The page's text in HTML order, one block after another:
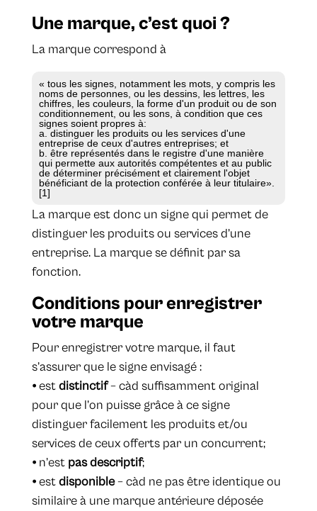
Une marque, c’est quoi ?
La marque correspond à
« tous les signes, notamment les mots, y compris les
noms de personnes, ou les dessins, les lettres, les
chiffres, les couleurs, la forme d'un produit ou de son
conditionnement, ou les sons, à condition que ces
signes soient propres à:
a. distinguer les produits ou les services d'une
entreprise de ceux d'autres entreprises; et
b. être représentés dans le registre d'une manière
qui permette aux autorités compétentes et au public
de déterminer précisément et clairement l'objet
bénéficiant de la protection conférée à leur titulaire».
[1]
La marque est donc un signe qui permet de
distinguer les produits ou services d’une
entreprise. La marque se définit par sa
fonction.
Conditions pour enregistrer
votre marque
Pour enregistrer votre marque, il faut
s’assurer que le signe envisagé :
⦁ estdistinctif– càd suffisamment original
pour que l’on puisse grâce à ce signe
distinguer facilement les produits et/ou
services de ceux offerts par un concurrent;
⦁ n’est pas descriptif;
⦁ estdisponible– càd ne pas être identique ou
similaire à une marque antérieure déposée